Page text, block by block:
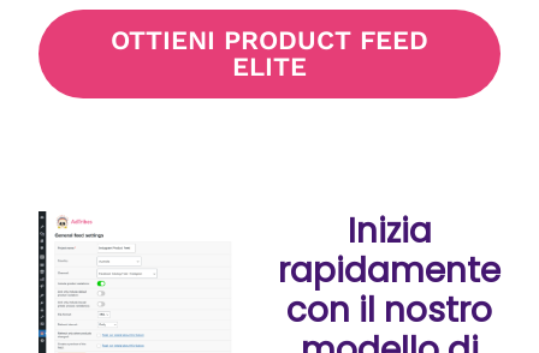
OTTIENI PRODUCT FEED
ELITE
Inizia
rapidamente
con il nostro